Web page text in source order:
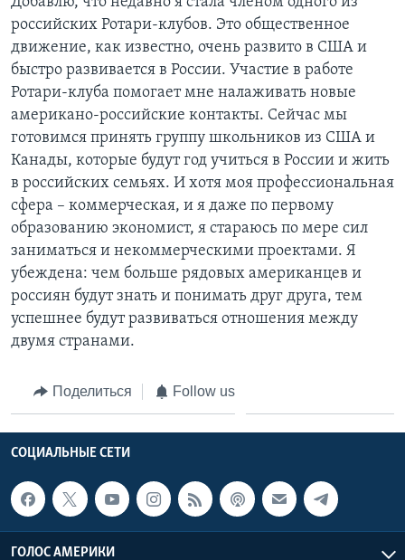
российских Ротари-клубов. Это общественное
движение, как известно, очень развито в США и
быстро развивается в России. Участие в работе
Ротари-клуба помогает мне налаживать новые
американо-российские контакты. Сейчас мы
готовимся принять группу школьников из США и
Канады, которые будут год учиться в России и жить
в российских семьях. И хотя моя профессиональная
сфера – коммерческая, и я даже по первому
образованию экономист, я стараюсь по мере сил
заниматься и некоммерческими проектами. Я
убеждена: чем больше рядовых американцев и
россиян будут знать и понимать друг друга, тем
успешнее будут развиваться отношения между
двумя странами.
Поделиться Follow us
СОЦИАЛЬНЫЕ СЕТИ
ГОЛОС АМЕРИКИ